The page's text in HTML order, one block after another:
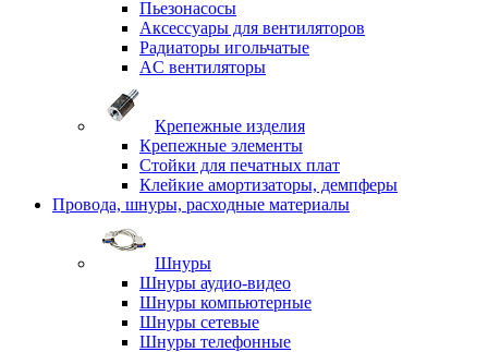
Пьезонасосы
Аксессуары для вентиляторов
Радиаторы игольчатые
AC вентиляторы
Крепежные изделия
Крепежные элементы
Стойки для печатных плат
Клейкие амортизаторы, демпферы
Провода, шнуры, расходные материалы
Шнуры
Шнуры аудио-видео
Шнуры компьютерные
Шнуры сетевые
Шнуры телефонные